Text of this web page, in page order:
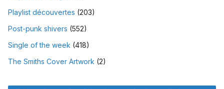
Playlist découvertes (203)
Post-punk shivers (552)
Single of the week (418)
The Smiths Cover Artwork (2)